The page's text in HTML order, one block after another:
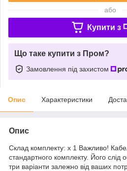
або
Купити з
Що таке купити з Пром?
Замовлення під захистом
Опис Характеристики
Опис
Склад комплекту: х 1 Важливо!
стандартного комплекту. Його слід
три варіанти залежно від ваших